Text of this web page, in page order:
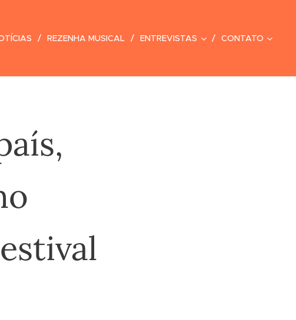
REZENHA MUSICAL ENTREVISTAS CONTATO